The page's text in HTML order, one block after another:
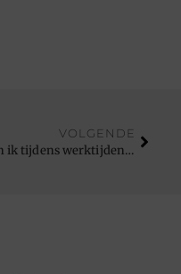
VOLGENDE
Kan ik tijdens werktijden wel naar een psycholoog?